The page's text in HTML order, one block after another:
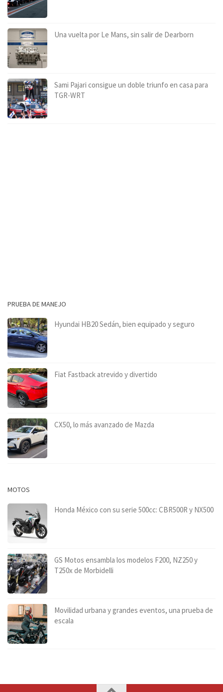
Una vuelta por Le Mans, sin salir de Dearborn
Sami Pajari consigue un doble triunfo en casa para
TGR-WRT
PRUEBA DE MANEJO
Hyundai HB20 Sedán, bien equipado y seguro
Fiat Fastback atrevido y divertido
CX50, lo más avanzado de Mazda
MOTOS
Honda México con su serie 500cc: CBR500R y NX500
GS Motos ensambla los modelos F200, NZ250 y
T250x de Morbidelli
Movilidad urbana y grandes eventos, una prueba de
escala